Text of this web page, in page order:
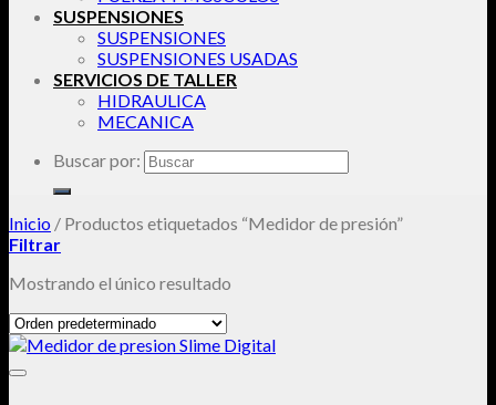
SUSPENSIONES
SUSPENSIONES
SUSPENSIONES USADAS
SERVICIOS DE TALLER
HIDRAULICA
MECANICA
Buscar por:
Inicio / Productos etiquetados “Medidor de presión”
Filtrar
Mostrando el único resultado